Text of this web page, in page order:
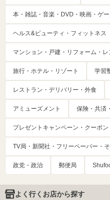
本・雑誌・音楽・DVD・映画・ゲ
ヘルス&ビューティ・フィットネス
マンション・戸建・リフォーム・
旅行・ホテル・リゾート 学習
レストラン・デリバリー・外食
アミューズメント 保険・共済
プレゼントキャンペーン・クーポン
TV局・新聞社・フリーペーパー・
政党・政治 郵便局
よく行くお店から探す